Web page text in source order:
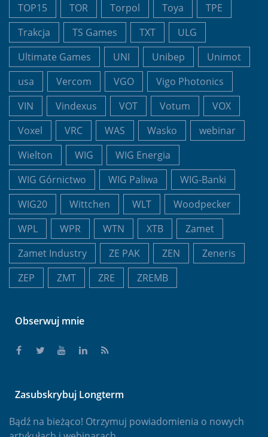
TOP15
TOR Torpol Toya
TPE
Trakcja
TS Games TXT
ULG
Ultimate Games
UNI Unibep
Unimot
usa
Vercom VGO
Vigo Photonics
VIN
Vindexus VOT Votum
VOX
Voxel
VRC WAS Wasko
webinar
Wielton
WIG
WIG Energia
WIG Górnictwo
WIG Paliwa
WIG-Banki
WIG20
Wittchen WLT
Woodpecker
WPL
WPR WTN XTB
Zamet
Zamet Industry
ZE PAK ZEN
Zeneris
ZEP
ZMT ZRE ZREMB
Obserwuj mnie
Zasubskrybuj Longterm
Bądź na bieżąco! Otrzymuj powiadomienia o nowych